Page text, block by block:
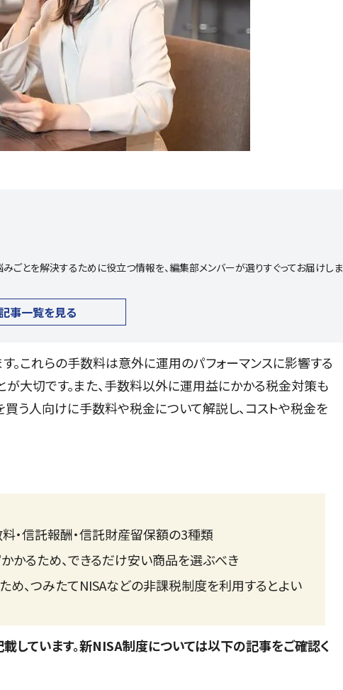
みごとを解決するために役立つ情報を、編集部メンバーが選りすぐってお届けしま
事一覧を見る
。これらの手数料は意外に運用のパフォーマンスに影響する
が大切です。また、手数料以外に運用益にかかる税金対策も
う人向けに手数料や税金について解説し、コストや税金を
・信託報酬・信託財産留保額の3種類
るため、できるだけ安い商品を選ぶべき
、つみたてNISAなどの非課税制度を利用するとよい
ています。新NISA制度については以下の記事をご確認く